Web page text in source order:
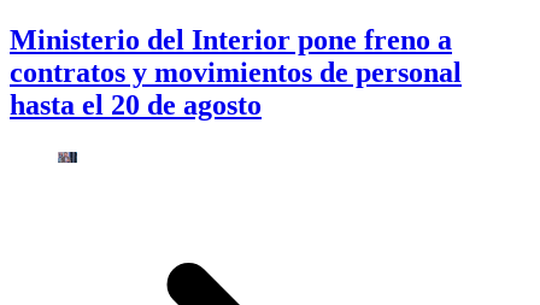
Ministerio del Interior pone freno a
contratos y movimientos de personal
hasta el 20 de agosto